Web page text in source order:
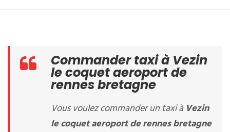
Commander taxi à Vezin
le coquet aeroport de
rennes bretagne
Vous voulez commander un taxi à Vezin
le coquet aeroport de rennes bretagne